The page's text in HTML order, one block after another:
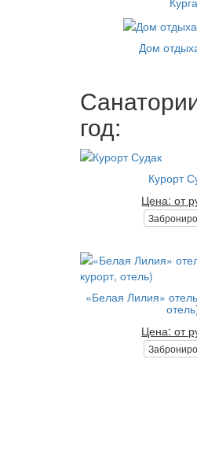
Дом
год:
Курорт
Цена: от
«Белая Лилия»
Цена: от